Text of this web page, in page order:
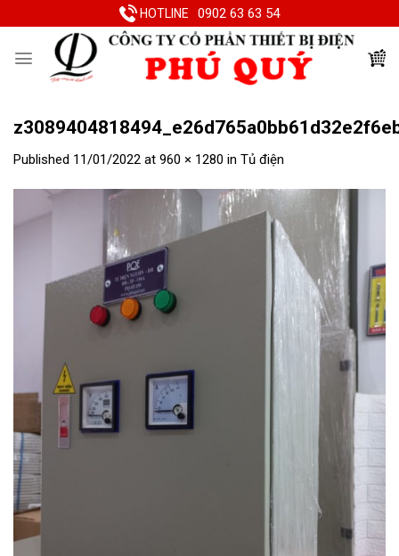
to
HOTLINE 0902 63 63 54
Published 11/01/2022 at 960 × 1280 in Tủ điện